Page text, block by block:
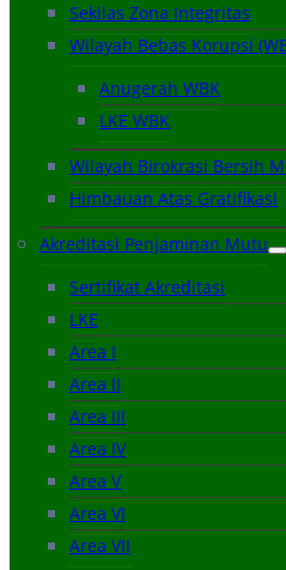
Sekilas Zona Integritas
Wilayah Bebas Korupsi
Anugerah WBK
LKE WBK
Wilayah Birokrasi Bersih
Himbauan Atas Gratifikasi
Akreditasi Penjaminan Mutu
Sertifikat Akreditasi
LKE
Area I
Area II
Area III
Area IV
Area V
Area VI
Area VII